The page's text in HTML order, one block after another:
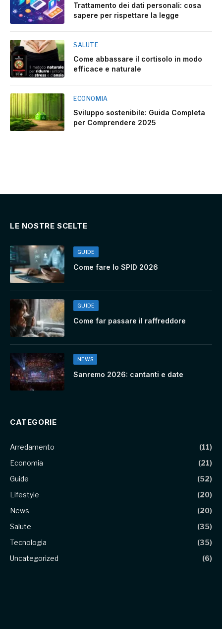
Trattamento dei dati personali: cosa
sapere per rispettare la legge
SALUTE
Come abbassare il cortisolo in modo
efficace e naturale
ECONOMIA
Sviluppo sostenibile: Guida Completa
per Comprendere 2025
LE NOSTRE SCELTE
GUIDE
Come fare lo SPID 2026
GUIDE
Come far passare il raffreddore
NEWS
Sanremo 2026: cantanti e date
CATEGORIE
Arredamento
(11)
Economia
(21)
Guide
(52)
Lifestyle
(20)
News
(20)
Salute
(35)
Tecnologia
(35)
Uncategorized
(6)